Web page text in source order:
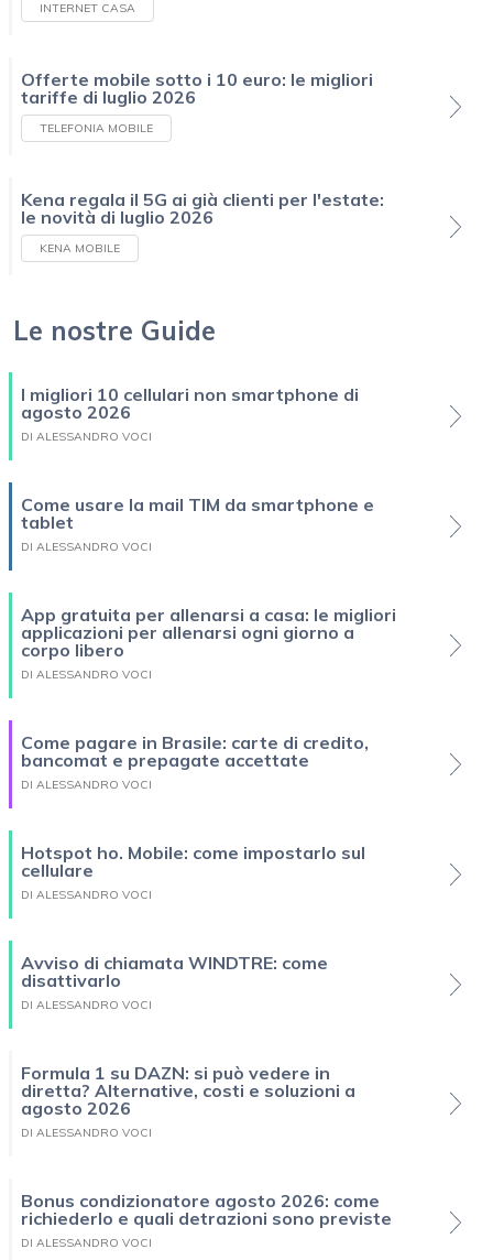
INTERNET CASA
Offerte mobile sotto i 10 euro: le migliori
tariffe di luglio 2026
TELEFONIA MOBILE
Kena regala il 5G ai già clienti per l'estate:
le novità di luglio 2026
KENA MOBILE
Le nostre Guide
I migliori 10 cellulari non smartphone di
agosto 2026
DI ALESSANDRO VOCI
Come usare la mail TIM da smartphone e
tablet
DI ALESSANDRO VOCI
App gratuita per allenarsi a casa: le migliori
applicazioni per allenarsi ogni giorno a
corpo libero
DI ALESSANDRO VOCI
Come pagare in Brasile: carte di credito,
bancomat e prepagate accettate
DI ALESSANDRO VOCI
Hotspot ho. Mobile: come impostarlo sul
cellulare
DI ALESSANDRO VOCI
Avviso di chiamata WINDTRE: come
disattivarlo
DI ALESSANDRO VOCI
Formula 1 su DAZN: si può vedere in
diretta? Alternative, costi e soluzioni a
agosto 2026
DI ALESSANDRO VOCI
Bonus condizionatore agosto 2026: come
richiederlo e quali detrazioni sono previste
DI ALESSANDRO VOCI